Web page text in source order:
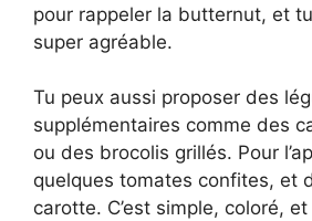
pour rappeler la butternut, et
super agréable.
Tu peux aussi proposer des
supplémentaires comme des
ou des brocolis grillés. Pour
quelques tomates confites, et
carotte. C’est simple, coloré,